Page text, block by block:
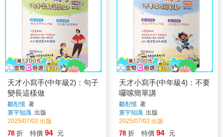
天才小寫手(中年級2)：句子
變長這樣做
鄒彤憶 著
寰宇知識 出版
2025/07/02 出版
78 折 特價 94 元
天才小寫手(中年級4)：不要
囉嗦簡單講
鄒彤憶 著
寰宇知識 出版
2025/07/02 出版
78 折 特價 94 元